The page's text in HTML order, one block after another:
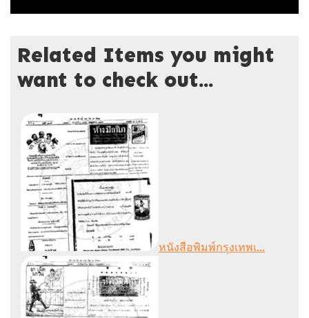
Related Items you might
want to check out...
หนังสือพิมพ์กรุงเทพเ...